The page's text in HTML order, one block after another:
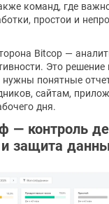
команд, где
простои и
Bitcop —
Это решение
нужны понятные
сайтам,
дня.
— контроль
и защита